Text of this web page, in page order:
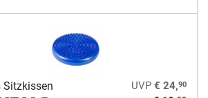
Sitzkissen UVP € 24,90